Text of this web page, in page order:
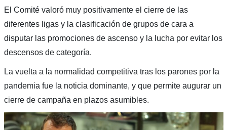
El Comité valoró muy positivamente el cierre de las
diferentes ligas y la clasificación de grupos de cara a
disputar las promociones de ascenso y la lucha por evitar los
descensos de categoría.
La vuelta a la normalidad competitiva tras los parones por la
pandemia fue la noticia dominante, y que permite augurar un
cierre de campaña en plazos asumibles.